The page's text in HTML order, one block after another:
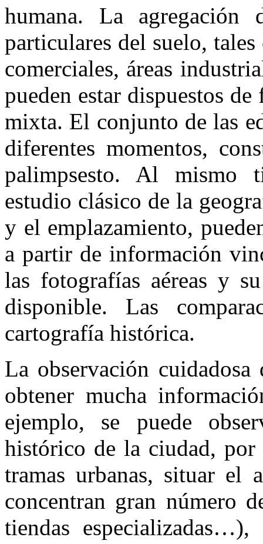
humana. La agregación
particulares del suelo,
comerciales, áreas
pueden estar dispuestos
mixta. El conjunto de las
diferentes momentos,
palimpsesto. Al mismo
estudio clásico de la
y el emplazamiento,
a partir de información
las fotografías aéreas y
disponible. Las
cartografía histórica.
La observación
obtener mucha
ejemplo, se puede
histórico de la ciudad,
tramas urbanas, situar el
concentran gran número
tiendas